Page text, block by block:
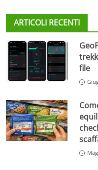
ARTICOLI RECENTI
file